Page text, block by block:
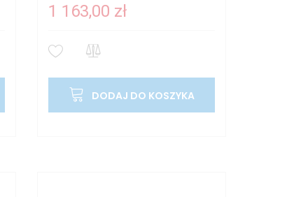
1 163,00 zł
DODAJ DO KOSZYKA